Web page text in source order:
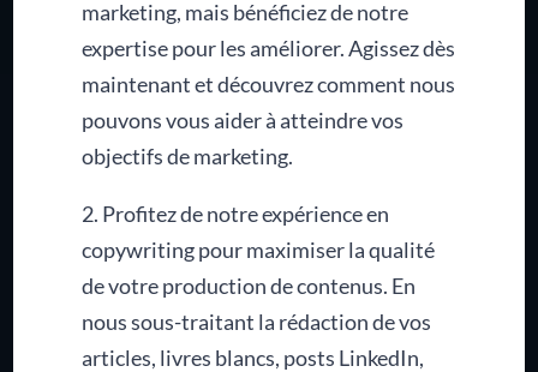
marketing, mais bénéficiez de notre
expertise pour les améliorer. Agissez dès
maintenant et découvrez comment nous
pouvons vous aider à atteindre vos
objectifs de marketing.
2. Profitez de notre expérience en
copywriting pour maximiser la qualité
de votre production de contenus. En
nous sous-traitant la rédaction de vos
articles, livres blancs, posts LinkedIn,